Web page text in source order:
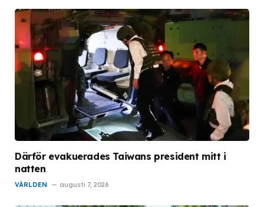
Därför evakuerades Taiwans president mitt i
natten
VÄRLDEN augusti 7, 2026